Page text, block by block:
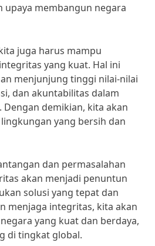
upaya membangun negara
juga harus mampu
yang kuat. Hal ini
menjunjung tinggi nilai-nilai
dan akuntabilitas dalam
demikian, kita akan
yang bersih dan
dan permasalahan
akan menjadi penuntun
solusi yang tepat dan
menjaga integritas, kita akan
yang kuat dan berdaya,
di tingkat global.